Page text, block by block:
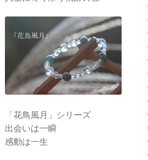
「花鳥風月」シリーズ
出会いは一瞬
感動は一生